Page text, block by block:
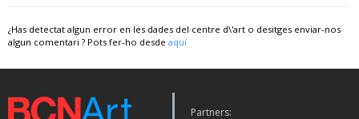
¿Has detectat algun error en les dades del centre d\'art o desitges enviar-nos
algun comentari ? Pots fer-ho desde aquí
Partners: